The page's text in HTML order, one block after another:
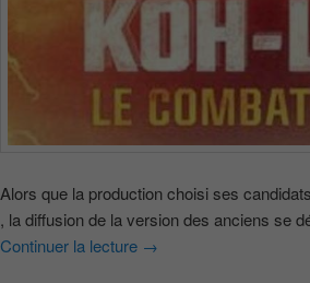
Alors que la production choisi ses
, la diffusion de la version des anciens se
Continuer la lecture →